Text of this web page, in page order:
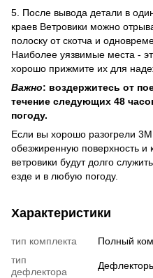
5. После вывода детали в
краев Ветровики можно
полоску от скотча и
Наиболее уязвимые места -
хорошо прижмите их для
Важно: воздержитесь от
течение следующих 48
погоду.
Если вы хорошо разогрели 3М
обезжиренную поверхность и
ветровики будут долго
езде и в любую погоду.
Характеристики
тип комплекта
Полный
тип
дефлектора